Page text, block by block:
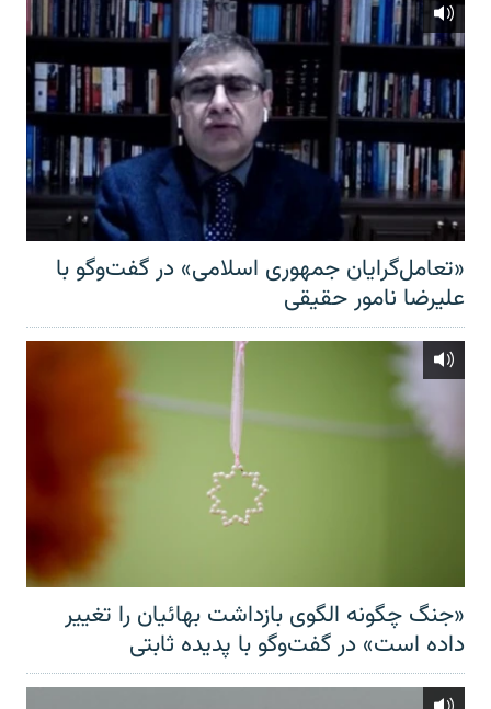
«تعامل‌گرایان جمهوری اسلامی» در گفت‌وگو با
علیرضا نامور حقیقی
«جنگ چگونه الگوی بازداشت بهائیان را تغییر
داده است» در گفت‌وگو با پدیده ثابتی